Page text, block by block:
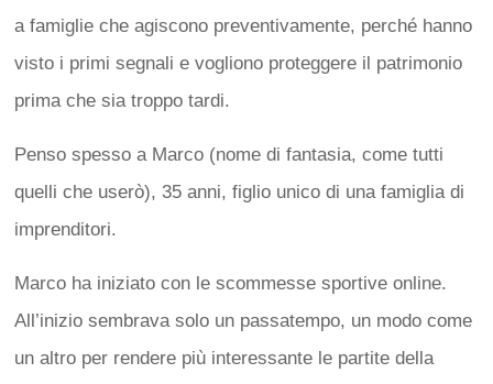
a famiglie che agiscono preventivamente, perché hanno
visto i primi segnali e vogliono proteggere il patrimonio
prima che sia troppo tardi.
Penso spesso a Marco (nome di fantasia, come tutti
quelli che userò), 35 anni, figlio unico di una famiglia di
imprenditori.
Marco ha iniziato con le scommesse sportive online.
All’inizio sembrava solo un passatempo, un modo come
un altro per rendere più interessante le partite della